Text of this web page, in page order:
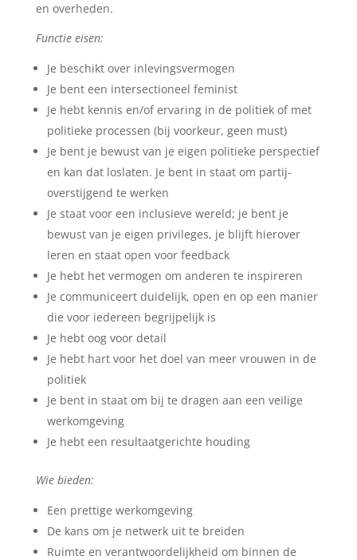
en overheden.
Functie eisen:
Je beschikt over inlevingsvermogen
Je bent een intersectioneel feminist
Je hebt kennis en/of ervaring in de politiek of met
politieke processen (bij voorkeur, geen must)
Je bent je bewust van je eigen politieke perspectief
en kan dat loslaten. Je bent in staat om partij-
overstijgend te werken
Je staat voor een inclusieve wereld; je bent je
bewust van je eigen privileges, je blijft hierover
leren en staat open voor feedback
Je hebt het vermogen om anderen te inspireren
Je communiceert duidelijk, open en op een manier
die voor iedereen begrijpelijk is
Je hebt oog voor detail
Je hebt hart voor het doel van meer vrouwen in de
politiek
Je bent in staat om bij te dragen aan een veilige
werkomgeving
Je hebt een resultaatgerichte houding
Wie bieden:
Een prettige werkomgeving
De kans om je netwerk uit te breiden
Ruimte en verantwoordelijkheid om binnen de